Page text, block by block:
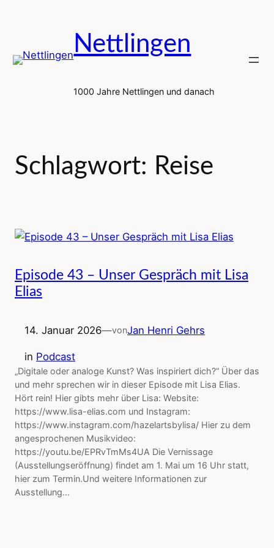
Nettlingen
1000 Jahre Nettlingen und danach
Schlagwort: Reise
Episode 43 – Unser Gespräch mit Lisa
Elias
14. Januar 2026—vonJan Henri Gehrs
in Podcast
„Digitale oder analoge Kunst? Was inspiriert dich?“ Über das
und mehr sprechen wir in dieser Episode mit Lisa Elias.
Hört rein! Hier gibts mehr über Lisa: Website:
https://www.lisa-elias.com und Instagram:
https://www.instagram.com/hazelartsbylisa/ Hier zu dem
angesprochenen Musikvideo:
https://youtu.be/EPRvTmMs4UA Die Vernissage
(Ausstellungseröffnung) findet am 1. Mai um 16 Uhr statt,
hier zum Termin.Und weitere Informationen zur
Ausstellung…